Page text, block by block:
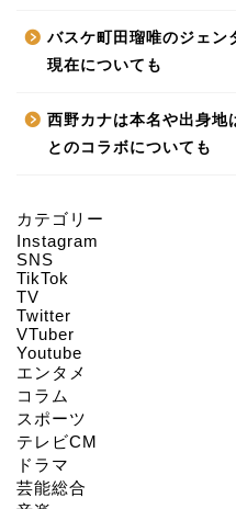
バスケ町田瑠唯のジェン
現在についても
西野カナは本名や出身
とのコラボについても
カテゴリー
Instagram
SNS
TikTok
TV
Twitter
VTuber
Youtube
エンタメ
コラム
スポーツ
テレビCM
ドラマ
芸能総合